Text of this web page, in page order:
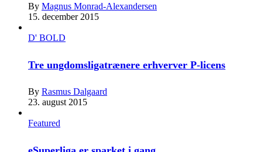
By Magnus Monrad-Alexandersen
15. december 2015
D' BOLD
Tre ungdomsligatrænere erhverver P-licens
By Rasmus Dalgaard
23. august 2015
Featured